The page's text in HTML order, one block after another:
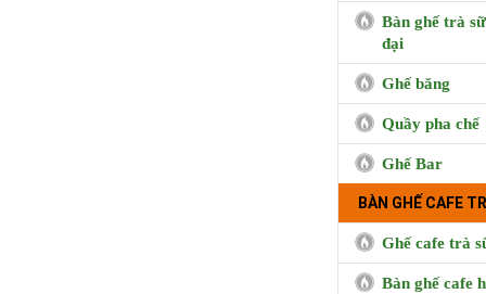
Bàn ghế trà
đại
Ghế băng
Quầy pha chế
Ghế Bar
BÀN GHẾ CAFE
Ghế cafe trà
Bàn ghế cafe